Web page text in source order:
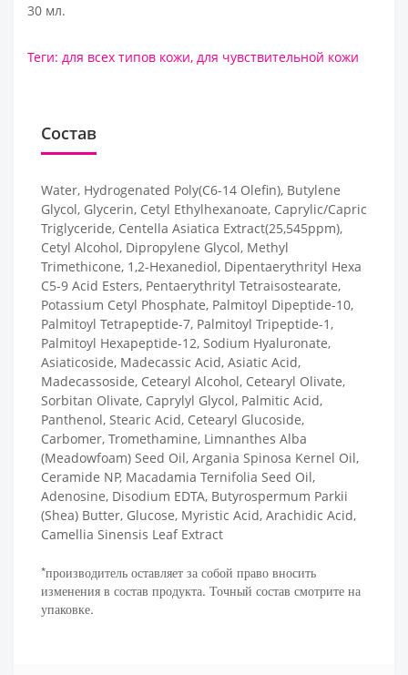
30 мл.
Теги: для всех типов кожи, для чувствительной кожи
Состав
Water, Hydrogenated Poly(C6-14 Olefin), Butylene
Glycol, Glycerin, Cetyl Ethylhexanoate, Caprylic/Capric
Triglyceride, Centella Asiatica Extract(25,545ppm),
Cetyl Alcohol, Dipropylene Glycol, Methyl
Trimethicone, 1,2-Hexanediol, Dipentaerythrityl Hexa
C5-9 Acid Esters, Pentaerythrityl Tetraisostearate,
Potassium Cetyl Phosphate, Palmitoyl Dipeptide-10,
Palmitoyl Tetrapeptide-7, Palmitoyl Tripeptide-1,
Palmitoyl Hexapeptide-12, Sodium Hyaluronate,
Asiaticoside, Madecassic Acid, Asiatic Acid,
Madecassoside, Cetearyl Alcohol, Cetearyl Olivate,
Sorbitan Olivate, Caprylyl Glycol, Palmitic Acid,
Panthenol, Stearic Acid, Cetearyl Glucoside,
Carbomer, Tromethamine, Limnanthes Alba
(Meadowfoam) Seed Oil, Argania Spinosa Kernel Oil,
Ceramide NP, Macadamia Ternifolia Seed Oil,
Adenosine, Disodium EDTA, Butyrospermum Parkii
(Shea) Butter, Glucose, Myristic Acid, Arachidic Acid,
Camellia Sinensis Leaf Extract
*производитель оставляет за собой право вносить
изменения в состав продукта. Точный состав смотрите на
упаковке.